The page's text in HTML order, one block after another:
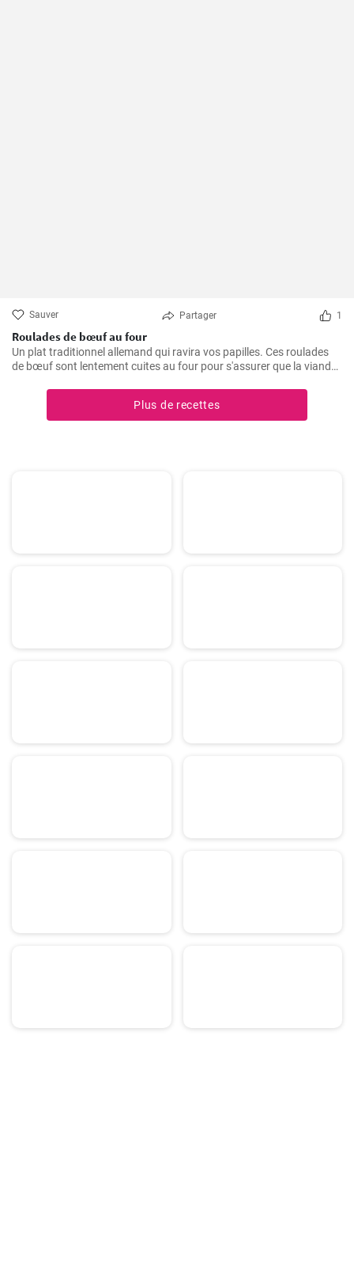
Sauver Partager 1
Roulades de bœuf au four
Un plat traditionnel allemand qui ravira vos papilles. Ces roulades
de bœuf sont lentement cuites au four pour s'assurer que la viande
arômes du bacon, des oignons et des cornichons
Plus de recettes